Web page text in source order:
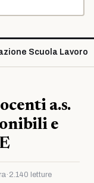
Scuola Lavoro
a.s.
e
· 2.140 letture